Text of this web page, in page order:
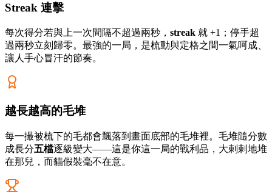
Streak 連擊
每次得分若與上一次間隔不超過兩秒， streak 就 +1；停手超
過兩秒立刻歸零。最強的一局，是梳動與定格之間一氣呵成、
讓人手心冒汗的節奏。
越長越高的毛堆
每一撮被梳下的毛都會飄落到畫面底部的毛堆裡。毛堆隨分數
成長分五檔逐級變大——這是你這一局的戰利品，大剌剌地堆
在那兒，而貓假裝毫不在意。